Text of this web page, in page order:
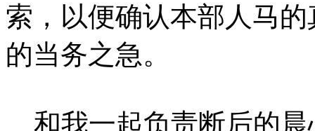
索，以便确认本部人马
的当务之急。
和我一起负责断后的晨